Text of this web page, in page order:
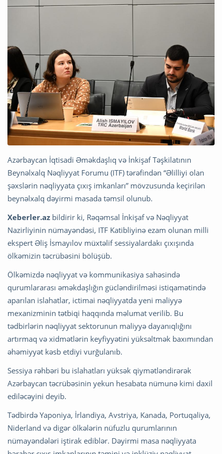
Azərbaycan İqtisadi Əməkdaşlıq və İnkişaf Təşkilatının
Beynəlxalq Nəqliyyat Forumu (ITF) tərəfindən “Əlilliyi olan
şəxslərin nəqliyyata çıxış imkanları” mövzusunda keçirilən
beynəlxalq dəyirmi masada təmsil olunub.
Xeberler.az bildirir ki, Rəqəmsal İnkişaf və Nəqliyyat
Nazirliyinin nümayəndəsi, ITF Katibliyinə ezam olunan milli
ekspert Əliş İsmayılov müxtəlif sessiyalardakı çıxışında
ölkəmizin təcrübəsini bölüşüb.
Ölkəmizdə nəqliyyat və kommunikasiya sahəsində
qurumlararası əməkdaşlığın gücləndirilməsi istiqamətində
aparılan islahatlar, ictimai nəqliyyatda yeni maliyyə
mexanizminin tətbiqi haqqında məlumat verilib. Bu
tədbirlərin nəqliyyat sektorunun maliyyə dayanıqlığını
artırmaq və xidmətlərin keyfiyyətini yüksəltmək baxımından
əhəmiyyət kəsb etdiyi vurğulanıb.
Sessiya rəhbəri bu islahatları yüksək qiymətləndirərək
Azərbaycan təcrübəsinin yekun hesabata nümunə kimi daxil
ediləcəyini deyib.
Tədbirdə Yaponiya, İrlandiya, Avstriya, Kanada, Portuqaliya,
Niderland və digər ölkələrin nüfuzlu qurumlarının
nümayəndələri iştirak ediblər. Dəyirmi masa nəqliyyata